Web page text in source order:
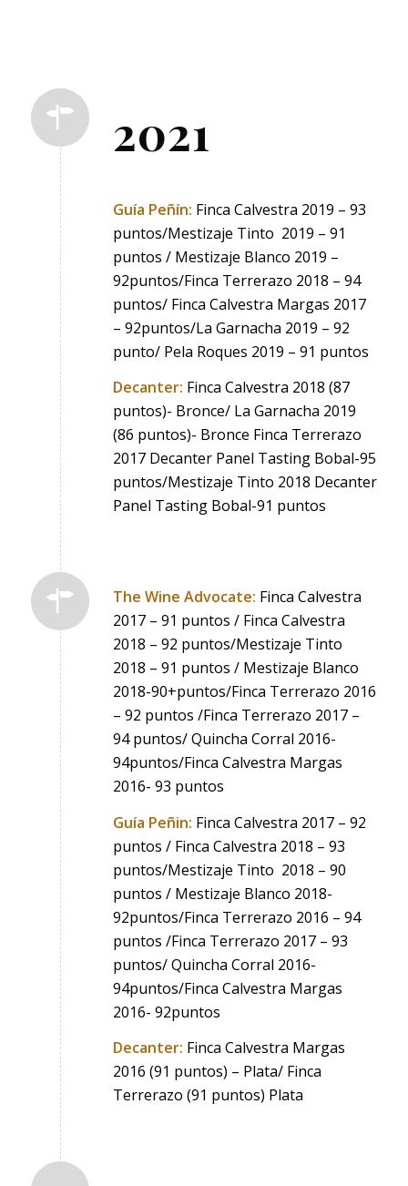
2021
Guía Peñín: Finca Calvestra 2019 – 93
puntos/Mestizaje Tinto 2019 – 91
puntos / Mestizaje Blanco 2019 –
92puntos/Finca Terrerazo 2018 – 94
puntos/ Finca Calvestra Margas 2017
– 92puntos/La Garnacha 2019 – 92
punto/ Pela Roques 2019 – 91 puntos
Decanter: Finca Calvestra 2018 (87
puntos)- Bronce/ La Garnacha 2019
(86 puntos)- Bronce Finca Terrerazo
2017 Decanter Panel Tasting Bobal-95
puntos/Mestizaje Tinto 2018 Decanter
Panel Tasting Bobal-91 puntos
The Wine Advocate: Finca Calvestra
2017 – 91 puntos / Finca Calvestra
2018 – 92 puntos/Mestizaje Tinto
2018 – 91 puntos / Mestizaje Blanco
2018-90+puntos/Finca Terrerazo 2016
– 92 puntos /Finca Terrerazo 2017 –
94 puntos/ Quincha Corral 2016-
94puntos/Finca Calvestra Margas
2016- 93 puntos
Guía Peñin: Finca Calvestra 2017 – 92
puntos / Finca Calvestra 2018 – 93
puntos/Mestizaje Tinto 2018 – 90
puntos / Mestizaje Blanco 2018-
92puntos/Finca Terrerazo 2016 – 94
puntos /Finca Terrerazo 2017 – 93
puntos/ Quincha Corral 2016-
94puntos/Finca Calvestra Margas
2016- 92puntos
Decanter: Finca Calvestra Margas
2016 (91 puntos) – Plata/ Finca
Terrerazo (91 puntos) Plata